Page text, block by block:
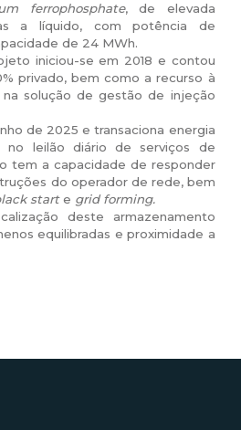
ferrophosphate, de elevada
a líquido, com potência de
de 24 MWh.
iniciou-se em 2018 e contou
privado, bem como a recurso à
solução de gestão de injeção
de 2025 e transaciona energia
no leilão diário de serviços de
tem a capacidade de responder
do operador de rede, bem
starte grid forming.
deste armazenamento
equilibradas e proximidade a